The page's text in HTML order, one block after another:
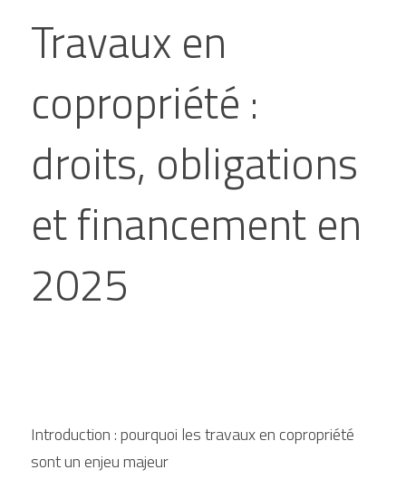
Contact
Travaux en
copropriété :
droits, obligations
et financement en
2025
Introduction : pourquoi les travaux en copropriété
sont un enjeu majeur